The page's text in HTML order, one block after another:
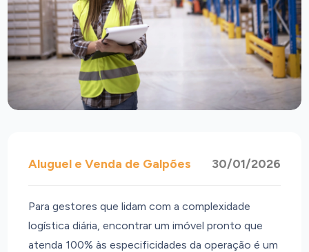
Aluguel e Venda de Galpões 30/01/2026
Para gestores que lidam com a complexidade
logística diária, encontrar um imóvel pronto que
atenda 100% às especificidades da operação é um